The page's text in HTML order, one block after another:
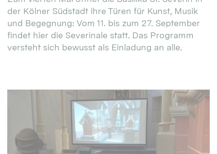
der Kölner Südstadt ihre Türen für Kunst, Musik
und Begegnung: Vom 11. bis zum 27. September
findet hier die Severinale statt. Das Programm
versteht sich bewusst als Einladung an alle.